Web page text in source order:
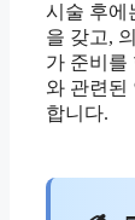
시술 후에
을 갖고,
가 준비를
와 관련된
합니다.